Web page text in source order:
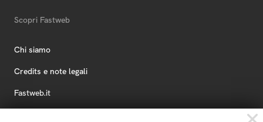
Scopri Fastweb
Chi siamo
Credits e note legali
Fastweb.it